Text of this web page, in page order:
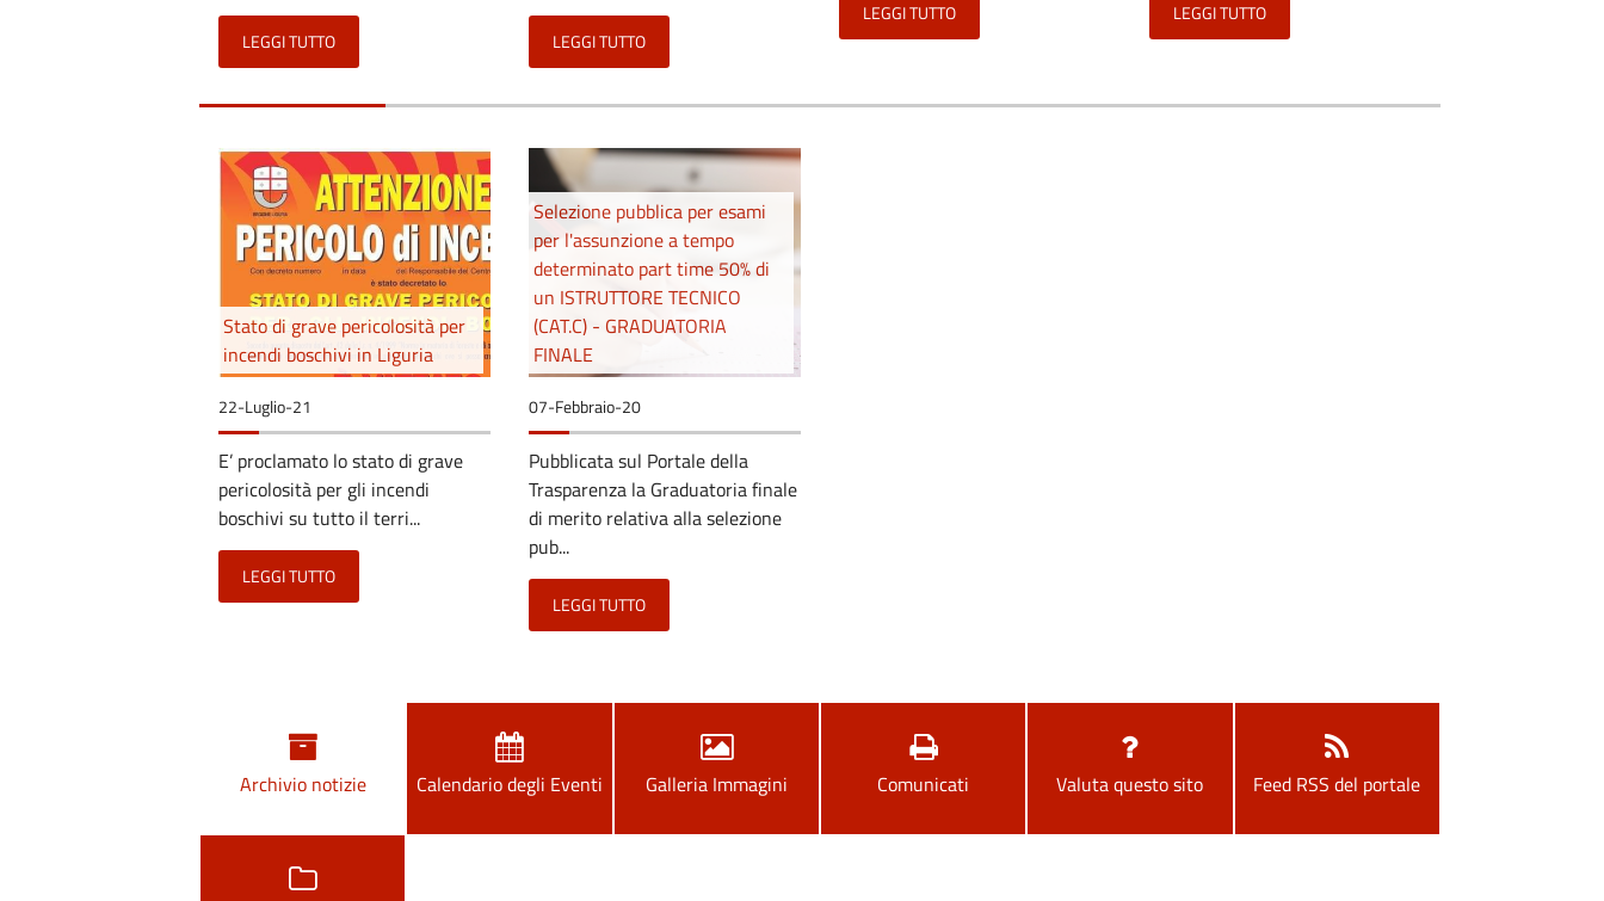
LEGGI TUTTO LEGGI TUTTO
LEGGI TUTTO LEGGI TUTTO
Stato di grave pericolosità per
incendi boschivi in Liguria
22-Luglio-21
E’ proclamato lo stato di grave
pericolosità per gli incendi
boschivi su tutto il terri...
LEGGI TUTTO
Selezione pubblica per esami
per l'assunzione a tempo
determinato part time 50% di
un ISTRUTTORE TECNICO
(CAT.C) - GRADUATORIA
FINALE
07-Febbraio-20
Pubblicata sul Portale della
Trasparenza la Graduatoria finale
di merito relativa alla selezione
pub...
LEGGI TUTTO
Archivio notizie Calendario degli Eventi Galleria Immagini Comunicati Valuta questo sito Feed RSS del portale